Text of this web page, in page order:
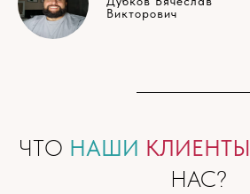
Викторович
ЧТО НАШИ КЛИЕНТЫ
НАС?